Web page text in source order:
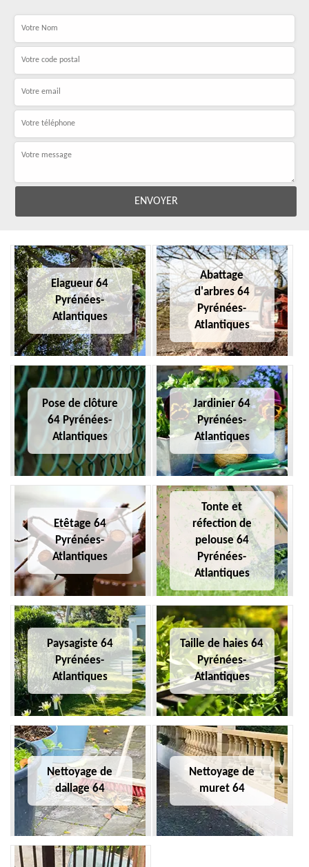
Elagueur 64
Pyrénées-
Atlantiques
Abattage
d'arbres 64
Pyrénées-
Atlantiques
Pose de clôture
64 Pyrénées-
Atlantiques
Jardinier 64
Pyrénées-
Atlantiques
Etêtage 64
Pyrénées-
Atlantiques
Tonte et
réfection de
pelouse 64
Pyrénées-
Atlantiques
Paysagiste 64
Pyrénées-
Atlantiques
Taille de haies 64
Pyrénées-
Atlantiques
Nettoyage de
dallage 64
Nettoyage de
muret 64